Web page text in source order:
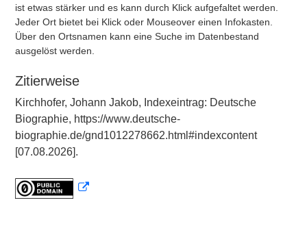
ist etwas stärker und es kann durch Klick aufgefaltet werden.
Jeder Ort bietet bei Klick oder Mouseover einen Infokasten.
Über den Ortsnamen kann eine Suche im Datenbestand
ausgelöst werden.
Zitierweise
Kirchhofer, Johann Jakob, Indexeintrag: Deutsche
Biographie, https://www.deutsche-
biographie.de/gnd1012278662.html#indexcontent
[07.08.2026].